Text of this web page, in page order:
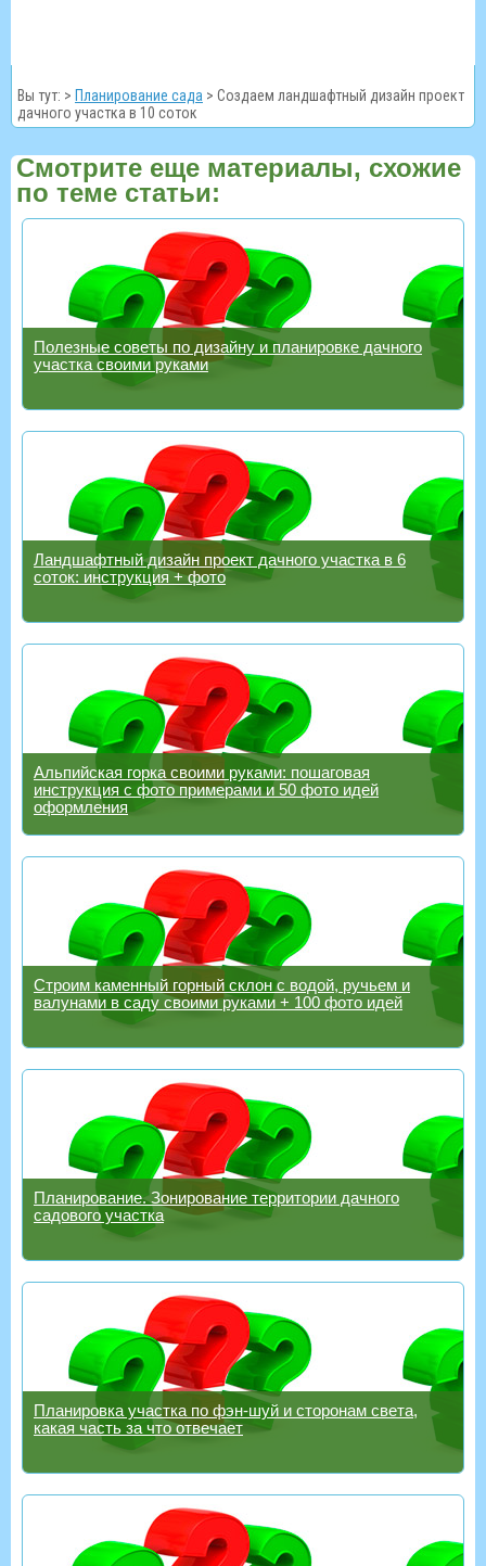
Вы тут: > Планирование сада > Создаем ландшафтный дизайн проект
дачного участка в 10 соток
Смотрите еще материалы, схожие
по теме статьи:
Полезные советы по дизайну и планировке дачного
участка своими руками
Ландшафтный дизайн проект дачного участка в 6
соток: инструкция + фото
Альпийская горка своими руками: пошаговая
инструкция с фото примерами и 50 фото идей
оформления
Строим каменный горный склон с водой, ручьем и
валунами в саду своими руками + 100 фото идей
Планирование. Зонирование территории дачного
садового участка
Планировка участка по фэн-шуй и сторонам света,
какая часть за что отвечает